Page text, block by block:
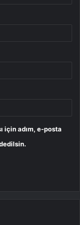
için adım, e-posta